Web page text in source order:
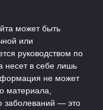
может быть
или
руководством по
несет в себе лишь
не может
материала,
заболеваний — это